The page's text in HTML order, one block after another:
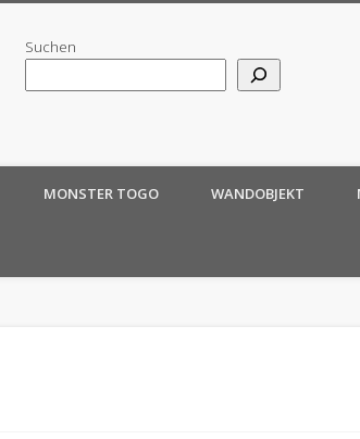
Suchen
MONSTER TOGO WANDOBJEKT